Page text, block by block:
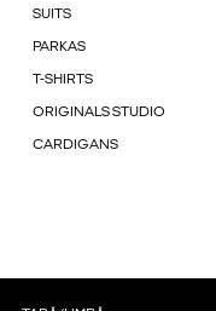
SUITS
PARKAS
T-SHIRTS
ORIGINALS STUDIO
CARDIGANS